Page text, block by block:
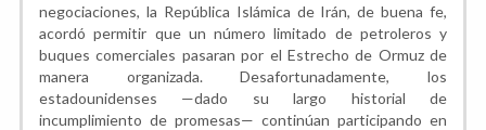
negociaciones, la República Islámica de Irán, de buena fe,
acordó permitir que un número limitado de petroleros y
buques comerciales pasaran por el Estrecho de Ormuz de
manera organizada. Desafortunadamente, los
estadounidenses —dado su largo historial de
incumplimiento de promesas— continúan participando en